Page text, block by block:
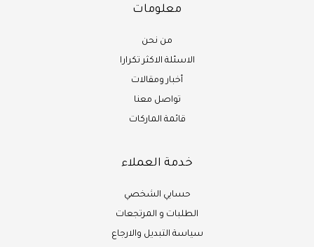
معلومات
من نحن
الاسئلة الاكثر تكرارا
أخبار ومقالات
تواصل معنا
قائمة الماركات
خدمة العملاء
حسابي الشخصي
الطلبات و المرتجعات
سياسة التبديل والارجاع